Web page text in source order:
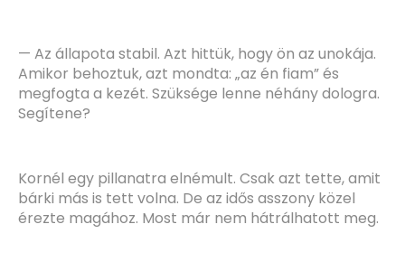
— Az állapota stabil. Azt hittük, hogy ön az unokája.
Amikor behoztuk, azt mondta: „az én fiam” és
megfogta a kezét. Szüksége lenne néhány dologra.
Segítene?
Kornél egy pillanatra elnémult. Csak azt tette, amit
bárki más is tett volna. De az idős asszony közel
érezte magához. Most már nem hátrálhatott meg.